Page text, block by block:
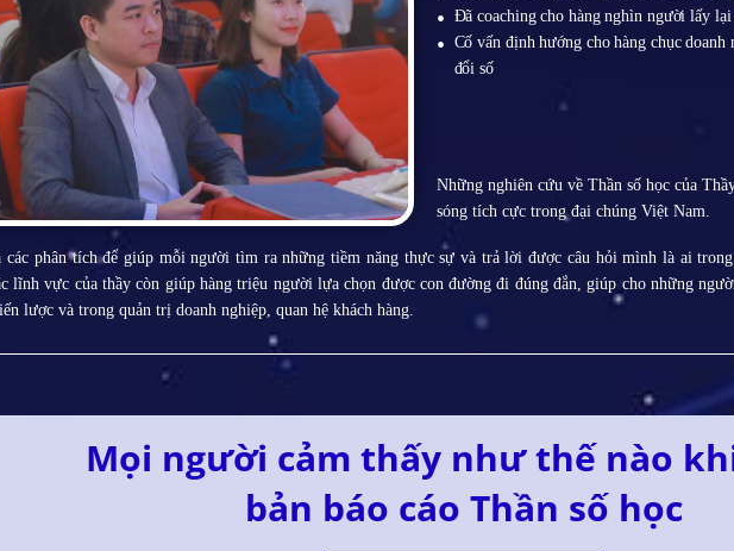
các phân tích để giúp mỗi người tìm ra những tiềm năng thực sự và trả lời được câu hỏi mình là ai
lĩnh vực của thầy còn giúp hàng triệu người lựa chọn được con đường đi đúng đắn, giúp cho những
lược và trong quản trị doanh nghiệp, quan hệ khách hàng.
Đã coaching cho hàng nghìn người lấy
Cố vấn định hướng cho hàng chục
đổi số
Những nghiên cứu về Thần số học của
sóng tích cực trong đại chúng Việt Nam.
Mọi người cảm thấy như thế nào
bản báo cáo Thần số học